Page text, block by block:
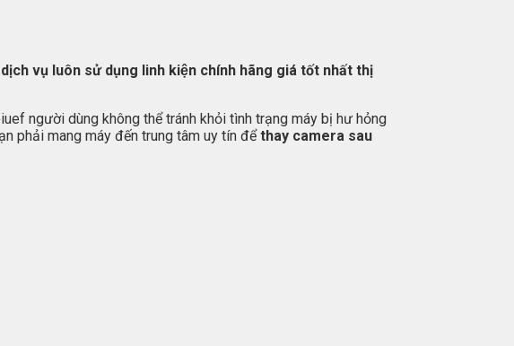
vụ luôn sử dụng linh kiện chính hãng giá tốt nhất thị
người dùng không thể tránh khỏi tình trạng máy bị hư hỏng
phải mang máy đến trung tâm uy tín đểthay camera sau